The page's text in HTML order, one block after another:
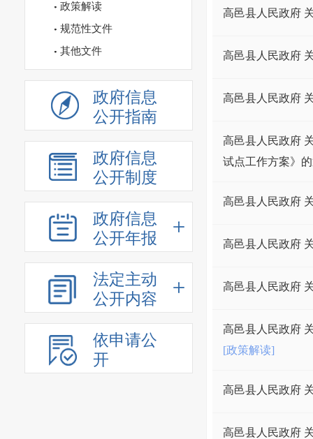
政策解读
规范性文件
其他文件
政府信息
公开指南
政府信息
公开制度
政府信息
公开年报
法定主动
公开内容
依申请公
开
高邑县人民政府
高邑县人民政府
高邑县人民政府
高邑县人民政府
试点工作方案》
高邑县人民政府
高邑县人民政府
高邑县人民政府
高邑县人民政府
[政策解读]
高邑县人民政府
高邑县人民政府